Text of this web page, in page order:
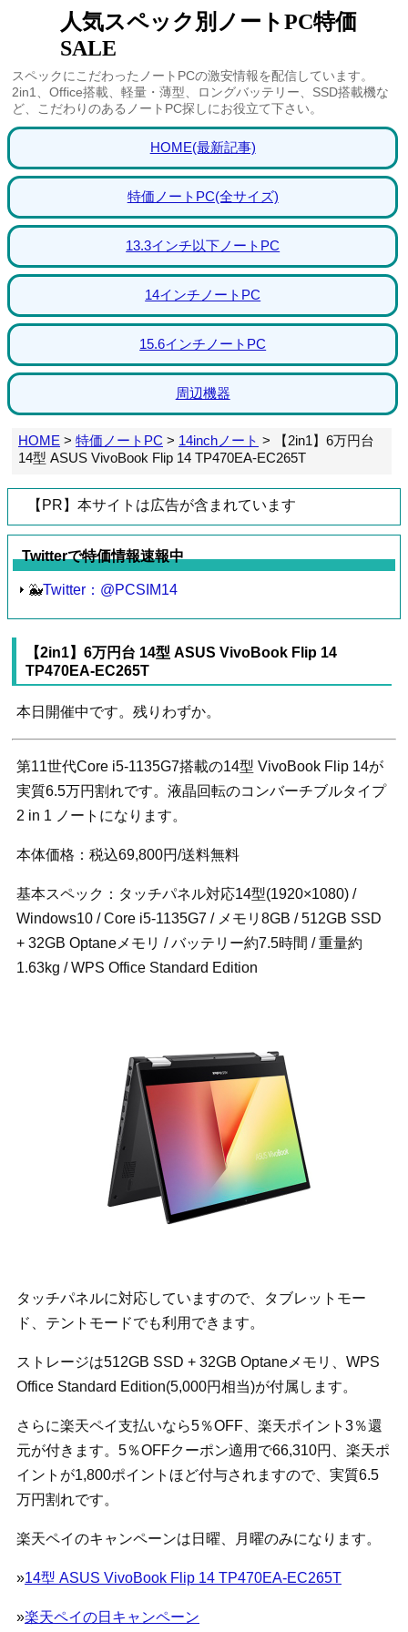
人気スペック別ノートPC特価
SALE
スペックにこだわったノートPCの激安情報を配信しています。
2in1、Office搭載、軽量・薄型、ロングバッテリー、SSD搭載機な
ど、こだわりのあるノートPC探しにお役立て下さい。
HOME(最新記事)
特価ノートPC(全サイズ)
13.3インチ以下ノートPC
14インチノートPC
15.6インチノートPC
周辺機器
HOME > 特価ノートPC > 14inchノート >
【2in1】6万円台
14型 ASUS VivoBook Flip 14 TP470EA-EC265T
【PR】本サイトは広告が含まれています
Twitterで特価情報速報中
🐳Twitter：@PCSIM14
【2in1】6万円台 14型 ASUS VivoBook Flip 14
TP470EA-EC265T
本日開催中です。残りわずか。
第11世代Core i5-1135G7搭載の14型 VivoBook Flip 14が
実質6.5万円割れです。液晶回転のコンバーチブルタイプ
2 in 1 ノートになります。
本体価格：税込69,800円/送料無料
基本スペック：タッチパネル対応14型(1920×1080) /
Windows10 / Core i5-1135G7 / メモリ8GB / 512GB SSD
+ 32GB Optaneメモリ / バッテリー約7.5時間 / 重量約
1.63kg / WPS Office Standard Edition
タッチパネルに対応していますので、タブレットモー
ド、テントモードでも利用できます。
ストレージは512GB SSD + 32GB Optaneメモリ、WPS
Office Standard Edition(5,000円相当)が付属します。
さらに楽天ペイ支払いなら5％OFF、楽天ポイント3％還
元が付きます。5％OFFクーポン適用で66,310円、楽天ポ
イントが1,800ポイントほど付与されますので、実質6.5
万円割れです。
楽天ペイのキャンペーンは日曜、月曜のみになります。
»14型 ASUS VivoBook Flip 14 TP470EA-EC265T
»楽天ペイの日キャンペーン